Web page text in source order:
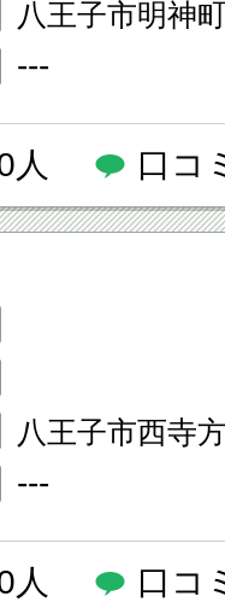
八王子市明神
---
人 口コ
八王子市西寺
---
人 口コ